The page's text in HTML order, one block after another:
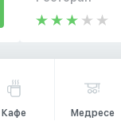
Кафе Медресе